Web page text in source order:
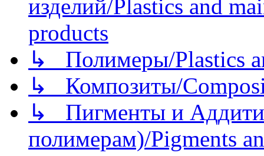
изделий/Plastics and
products
↳ Полимеры/Plastics
↳ Композиты/
↳ Пигменты и
полимерам)/Pigments